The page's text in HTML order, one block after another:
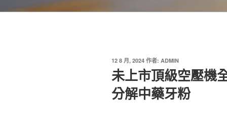
發
於
12 8 月, 2024 作者: ADMIN
未上市頂級空壓機
分解中藥牙粉